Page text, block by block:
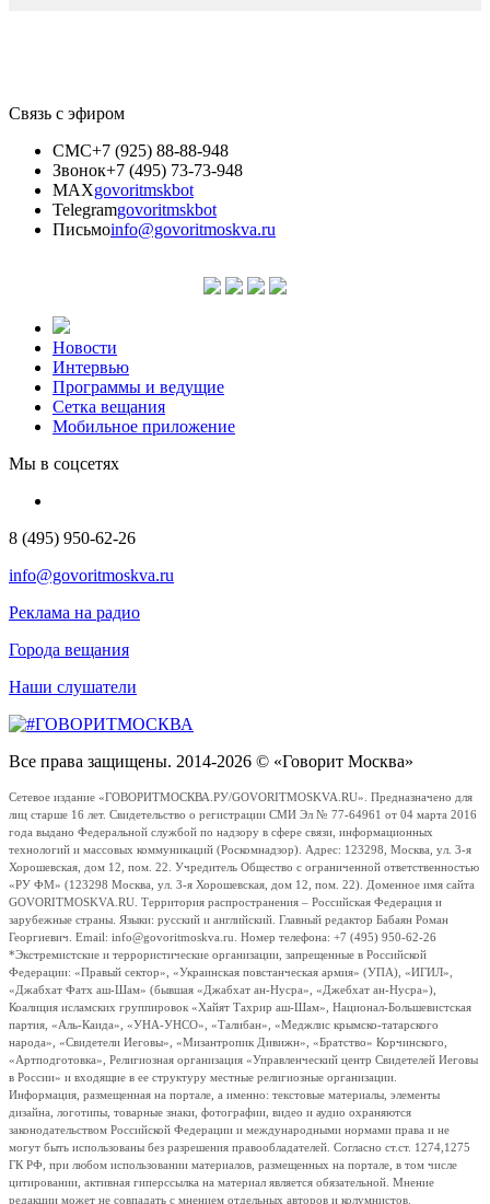
Связь с эфиром
СМС+7 (925) 88-88-948
Звонок+7 (495) 73-73-948
MAXgovoritmskbot
Telegramgovoritmskbot
Письмоinfo@govoritmoskva.ru
Новости
Интервью
Программы и ведущие
Сетка вещания
Мобильное приложение
Мы в соцсетях
8 (495) 950-62-26
info@govoritmoskva.ru
Реклама на радио
Города вещания
Наши слушатели
Все права защищены. 2014-2026 © «Говорит Москва»
Сетевое издание «ГОВОРИТМОСКВА.РУ/GOVORITMOSKVA.RU». Предназначено для
лиц старше 16 лет. Свидетельство о регистрации СМИ Эл № 77-64961 от 04 марта 2016
года выдано Федеральной службой по надзору в сфере связи, информационных
технологий и массовых коммуникаций (Роскомнадзор). Адрес: 123298, Москва, ул. 3-я
Хорошевская, дом 12, пом. 22. Учредитель Общество с ограниченной ответственностью
«РУ ФМ» (123298 Москва, ул. 3-я Хорошевская, дом 12, пом. 22). Доменное имя сайта
GOVORITMOSKVA.RU. Территория распространения – Российская Федерация и
зарубежные страны. Языки: русский и английский. Главный редактор Бабаян Роман
Георгиевич. Email: info@govoritmoskva.ru. Номер телефона: +7 (495) 950-62-26
*Экстремистские и террористические организации, запрещенные в Российской
Федерации: «Правый сектор», «Украинская повстанческая армия» (УПА), «ИГИЛ»,
«Джабхат Фатх аш-Шам» (бывшая «Джабхат ан-Нусра», «Джебхат ан-Нусра»),
Коалиция исламских группировок «Хайят Тахрир аш-Шам», Национал-Большевистская
партия, «Аль-Каида», «УНА-УНСО», «Талибан», «Меджлис крымско-татарского
народа», «Свидетели Иеговы», «Мизантропик Дивижн», «Братство» Корчинского,
«Артподготовка», Религиозная организация «Управленческий центр Свидетелей Иеговы
в России» и входящие в ее структуру местные религиозные организации.
Информация, размещенная на портале, а именно: текстовые материалы, элементы
дизайна, логотипы, товарные знаки, фотографии, видео и аудио охраняются
законодательством Российской Федерации и международными нормами права и не
могут быть использованы без разрешения правообладателей. Согласно ст.ст. 1274,1275
ГК РФ, при любом использовании материалов, размещенных на портале, в том числе
цитировании, активная гиперссылка на материал является обязательной. Мнение
редакции может не совпадать с мнением отдельных авторов и колумнистов.